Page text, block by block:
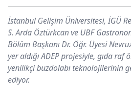
İstanbul Gelişim Üniversitesi, İGÜ
S. Arda Öztürkcan ve UBF
Bölüm Başkanı Dr. Öğr. Üyesi
yer aldığı ADEP projesiyle, gıda
yenilikçi buzdolabı teknolojilerinin
ediyor.